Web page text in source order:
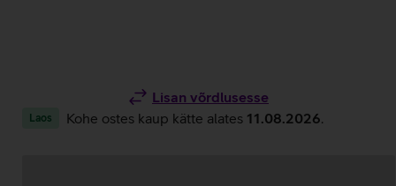
Lisan võrdlusesse
Laos Kohe ostes kaup kätte alates 11.08.2026